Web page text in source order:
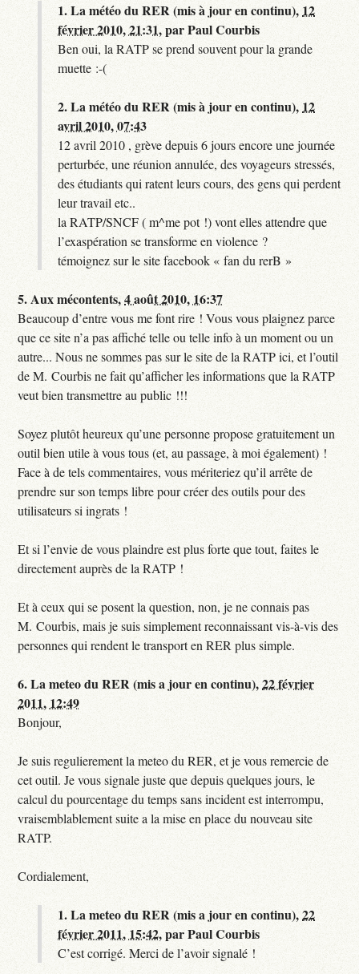
1.La météo du RER (mis à jour en continu), 12
février 2010, 21:31,parPaul Courbis
Ben oui, la RATP se prend souvent pour la grande
muette :-(
2.La météo du RER (mis à jour en continu), 12
avril 2010, 07:43
12 avril 2010 , grève depuis 6 jours encore une journée
perturbée, une réunion annulée, des voyageurs stressés,
des étudiants qui ratent leurs cours, des gens qui perdent
leur travail etc..
la RATP/SNCF ( m^me pot !) vont elles attendre que
l’exaspération se transforme en violence ?
témoignez sur le site facebook « fan du rerB »
5.Aux mécontents,4 août 2010, 16:37
Beaucoup d’entre vous me font rire ! Vous vous plaignez parce
que ce site n’a pas affiché telle ou telle info à un moment ou un
autre... Nous ne sommes pas sur le site de la RATP ici, et l’outil
de M. Courbis ne fait qu’afficher les informations que la RATP
veut bien transmettre au public !!!
Soyez plutôt heureux qu’une personne propose gratuitement un
outil bien utile à vous tous (et, au passage, à moi également) !
Face à de tels commentaires, vous mériteriez qu’il arrête de
prendre sur son temps libre pour créer des outils pour des
utilisateurs si ingrats !
Et si l’envie de vous plaindre est plus forte que tout, faites le
directement auprès de la RATP !
Et à ceux qui se posent la question, non, je ne connais pas
M. Courbis, mais je suis simplement reconnaissant vis-à-vis des
personnes qui rendent le transport en RER plus simple.
6.La meteo du RER (mis a jour en continu),22 février
2011, 12:49
Bonjour,
Je suis regulierement la meteo du RER, et je vous remercie de
cet outil. Je vous signale juste que depuis quelques jours, le
calcul du pourcentage du temps sans incident est interrompu,
vraisemblablement suite a la mise en place du nouveau site
RATP.
Cordialement,
1.La meteo du RER (mis a jour en continu),22
février 2011, 15:42,parPaul Courbis
C’est corrigé. Merci de l’avoir signalé !